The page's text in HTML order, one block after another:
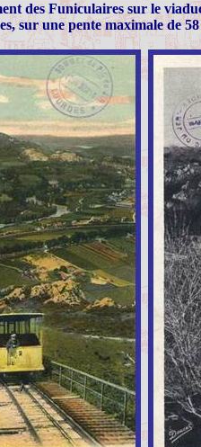
des Funiculaires sur le
sur une pente maximale de